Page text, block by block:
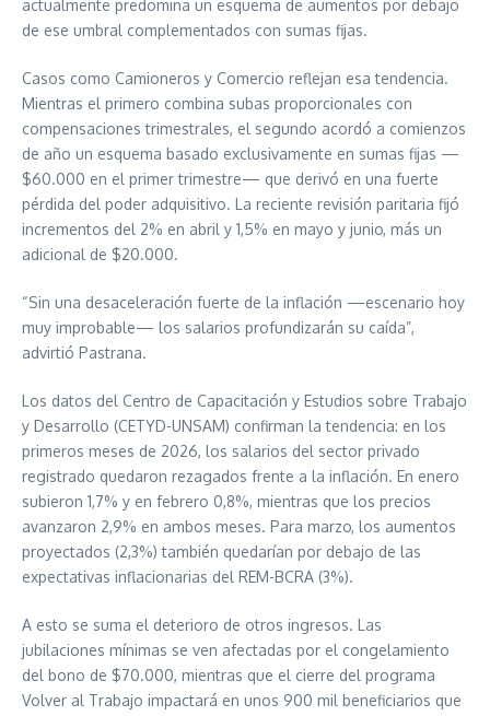
actualmente predomina un esquema de aumentos por debajo
de ese umbral complementados con sumas fijas.
Casos como Camioneros y Comercio reflejan esa tendencia.
Mientras el primero combina subas proporcionales con
compensaciones trimestrales, el segundo acordó a comienzos
de año un esquema basado exclusivamente en sumas fijas —
$60.000 en el primer trimestre— que derivó en una fuerte
pérdida del poder adquisitivo. La reciente revisión paritaria fijó
incrementos del 2% en abril y 1,5% en mayo y junio, más un
adicional de $20.000.
“Sin una desaceleración fuerte de la inflación —escenario hoy
muy improbable— los salarios profundizarán su caída”,
advirtió Pastrana.
Los datos del Centro de Capacitación y Estudios sobre Trabajo
y Desarrollo (CETYD-UNSAM) confirman la tendencia: en los
primeros meses de 2026, los salarios del sector privado
registrado quedaron rezagados frente a la inflación. En enero
subieron 1,7% y en febrero 0,8%, mientras que los precios
avanzaron 2,9% en ambos meses. Para marzo, los aumentos
proyectados (2,3%) también quedarían por debajo de las
expectativas inflacionarias del REM-BCRA (3%).
A esto se suma el deterioro de otros ingresos. Las
jubilaciones mínimas se ven afectadas por el congelamiento
del bono de $70.000, mientras que el cierre del programa
Volver al Trabajo impactará en unos 900 mil beneficiarios que